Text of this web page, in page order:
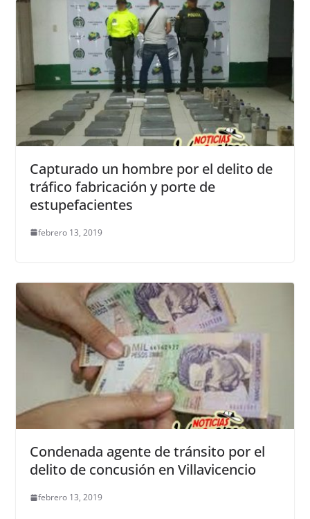
Capturado un hombre por el delito de
tráfico fabricación y porte de
estupefacientes
febrero 13, 2019
Condenada agente de tránsito por el
delito de concusión en Villavicencio
febrero 13, 2019